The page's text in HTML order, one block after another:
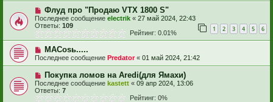
Флуд про "Продаю VTX 1800 S"
Последнее сообщение electrik « 27 май 2024, 22:43
Ответы: 109 1 2 3 4 5 6
Рейтинг: 0.01%
MACosь.....
Последнее сообщение Predator« 01 май 2024, 21:42
Покупка ломов на Aredi(для Ямахи)
Последнее сообщение kastett « 09 апр 2024, 13:06
Ответы: 7
Рейтинг: 0%